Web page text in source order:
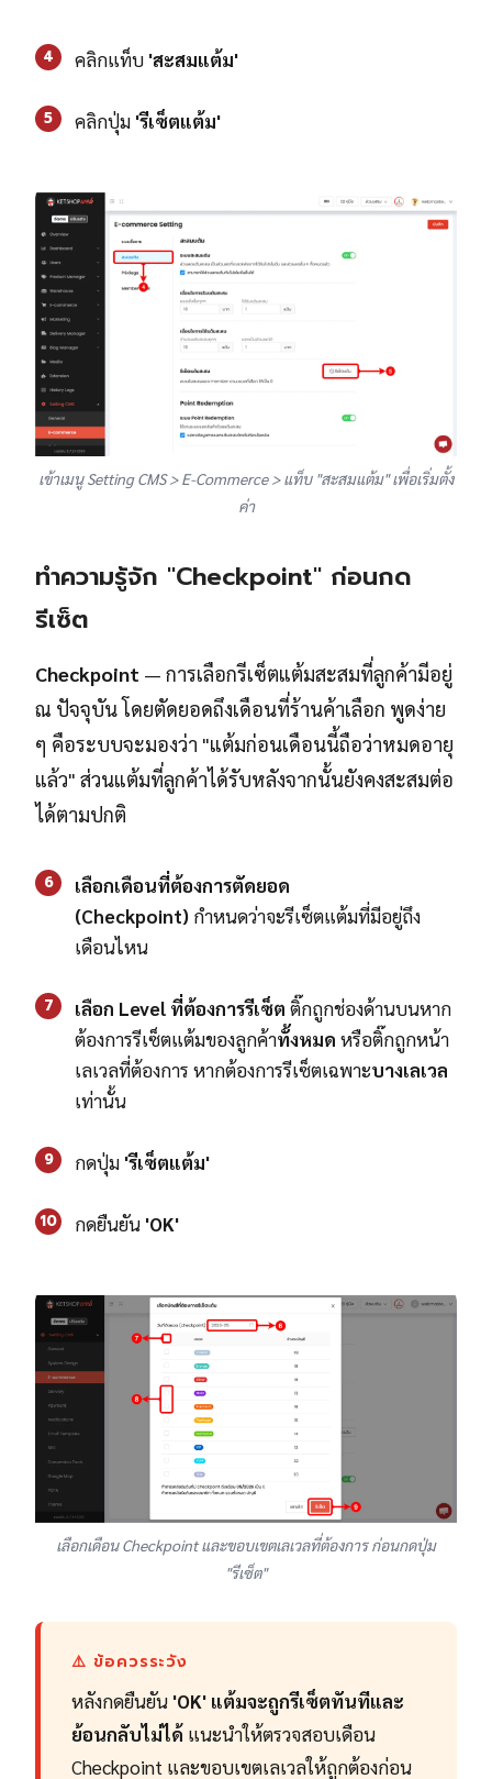
4 คลิกแท็บ 'สะสมแต้ม'
5 คลิกปุ่ม 'รีเซ็ตแต้ม'
เข้าเมนู Setting CMS > E-Commerce > แท็บ "สะสมแต้ม" เพื่อเริ่มตั้ง
ค่า
ทำความรู้จัก "Checkpoint" ก่อนกด
รีเซ็ต
Checkpoint — การเลือกรีเซ็ตแต้มสะสมที่ลูกค้ามีอยู่
ณ ปัจจุบัน โดยตัดยอดถึงเดือนที่ร้านค้าเลือก พูดง่าย
ๆ คือระบบจะมองว่า "แต้มก่อนเดือนนี้ถือว่าหมดอายุ
แล้ว" ส่วนแต้มที่ลูกค้าได้รับหลังจากนั้นยังคงสะสมต่อ
ได้ตามปกติ
6
เลือกเดือนที่ต้องการตัดยอด
(Checkpoint) กำหนดว่าจะรีเซ็ตแต้มที่มีอยู่ถึง
เดือนไหน
7 เลือก Level ที่ต้องการรีเซ็ต ติ๊กถูกช่องด้านบนหาก
ต้องการรีเซ็ตแต้มของลูกค้าทั้งหมด หรือติ๊กถูกหน้า
เลเวลที่ต้องการ หากต้องการรีเซ็ตเฉพาะบางเลเวล
เท่านั้น
9 กดปุ่ม 'รีเซ็ตแต้ม'
10 กดยืนยัน 'OK'
เลือกเดือน Checkpoint และขอบเขตเลเวลที่ต้องการ ก่อนกดปุ่ม
"รีเซ็ต"
⚠️ ข้อควรระวัง
หลังกดยืนยัน 'OK' แต้มจะถูกรีเซ็ตทันทีและ
ย้อนกลับไม่ได้ แนะนำให้ตรวจสอบเดือน
Checkpoint และขอบเขตเลเวลให้ถูกต้องก่อน